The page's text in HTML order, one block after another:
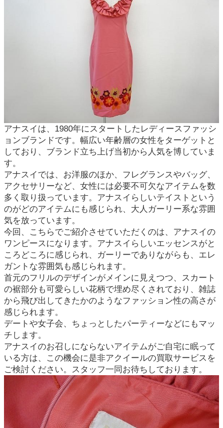
アナスイは、1980年にスタートしたレディースファッシ
ョンブランドです。幅広い年齢層の女性をターゲットと
しており、ブランド立ち上げ当初から人気を博していま
す。
アナスイでは、お洋服のほか、フレグランスやバッグ、
アクセサリーなど、女性には必要不可欠なアイテムを数
多く取り扱っています。アナスイらしいテイストという
のがどのアイテムにも感じられ、大人ガーリー系な雰囲
気を放っています。
今回、こちらでご紹介させていただくのは、アナスイの
ワンピースになります。アナスイらしいエッセンスがと
ころどころに感じられ、ガーリーでありながらも、エレ
ガントな雰囲気も感じられます。
首元のフリルのデザインがメインに見えつつ、スカート
の裾部分も可愛らしい花柄で埋め尽くされており、雑誌
から飛び出してきたかのようなファッション性の高さが
感じられます。
デートや女子会、ちょっとしたパーティーなどにもマッ
チします。
アナスイのお召しにならないアイテムがご自宅に眠って
いる方は、この機会に是非アクイールの買取サービスを
ご検討ください。スタッフ一同お待ちしております。